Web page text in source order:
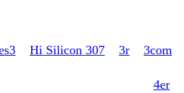
3com
3r
307 Hi Silicon
4er